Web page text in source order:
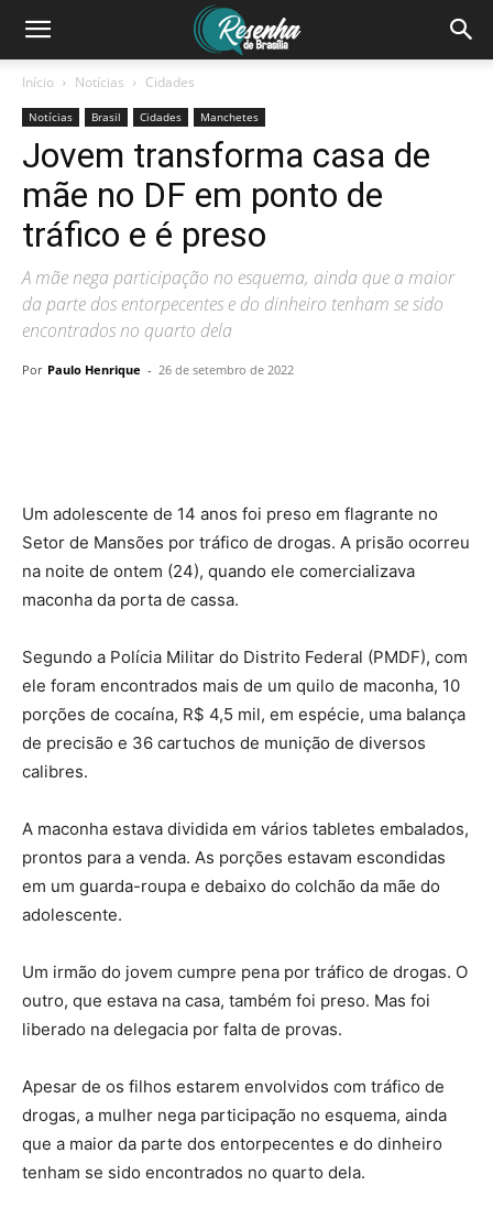
Início Notícias Cidades
Notícias Brasil Cidades Manchetes
Jovem transforma casa de
mãe no DF em ponto de
tráfico e é preso
A mãe nega participação no esquema, ainda que a maior
da parte dos entorpecentes e do dinheiro tenham se sido
encontrados no quarto dela
Por Paulo Henrique - 26 de setembro de 2022
Um adolescente de 14 anos foi preso em flagrante no
Setor de Mansões por tráfico de drogas. A prisão ocorreu
na noite de ontem (24), quando ele comercializava
maconha da porta de cassa.
Segundo a Polícia Militar do Distrito Federal (PMDF), com
ele foram encontrados mais de um quilo de maconha, 10
porções de cocaína, R$ 4,5 mil, em espécie, uma balança
de precisão e 36 cartuchos de munição de diversos
calibres.
A maconha estava dividida em vários tabletes embalados,
prontos para a venda. As porções estavam escondidas
em um guarda-roupa e debaixo do colchão da mãe do
adolescente.
Um irmão do jovem cumpre pena por tráfico de drogas. O
outro, que estava na casa, também foi preso. Mas foi
liberado na delegacia por falta de provas.
Apesar de os filhos estarem envolvidos com tráfico de
drogas, a mulher nega participação no esquema, ainda
que a maior da parte dos entorpecentes e do dinheiro
tenham se sido encontrados no quarto dela.